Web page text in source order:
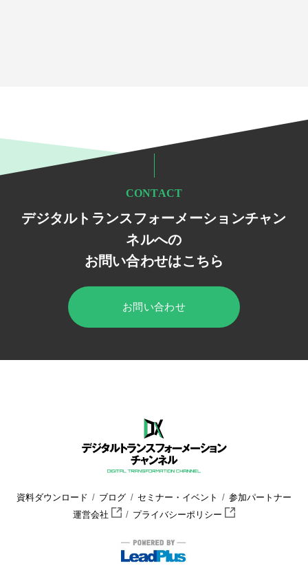
CONTACT
デジタルトランスフォーメーションチャン
ネルへの
お問い合わせはこちら
お問い合わせ
資料ダウンロード ブログ セミナー・イベント
参加パートナー
運営会社
プライバシーポリシー